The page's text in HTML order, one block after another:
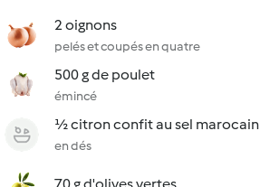
2 oignons
pelés et coupés en quatre
500 g de poulet
émincé
½ citron confit au sel marocain
en dés